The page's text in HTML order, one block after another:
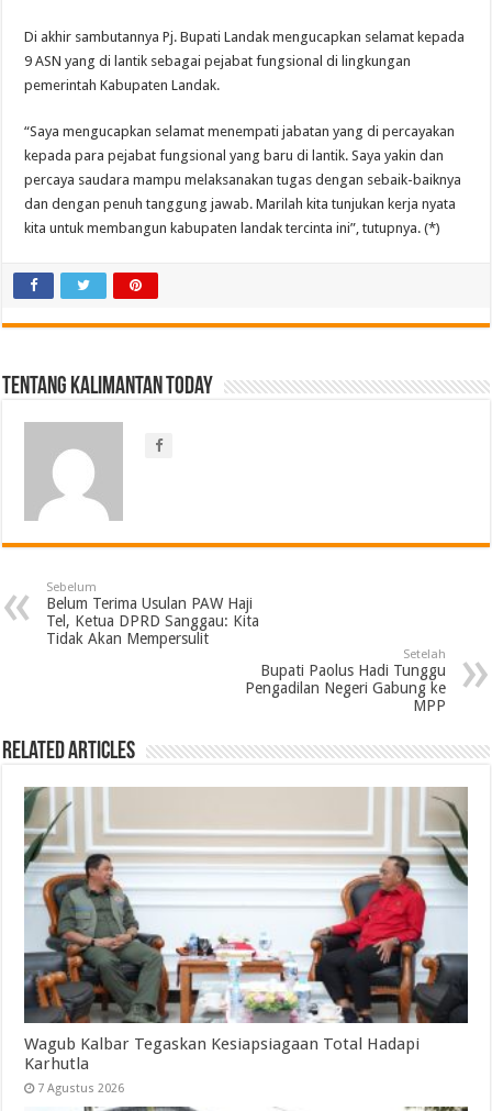
Di akhir sambutannya Pj. Bupati Landak mengucapkan selamat kepada
9 ASN yang di lantik sebagai pejabat fungsional di lingkungan
pemerintah Kabupaten Landak.
“Saya mengucapkan selamat menempati jabatan yang di percayakan
kepada para pejabat fungsional yang baru di lantik. Saya yakin dan
percaya saudara mampu melaksanakan tugas dengan sebaik-baiknya
dan dengan penuh tanggung jawab. Marilah kita tunjukan kerja nyata
kita untuk membangun kabupaten landak tercinta ini”, tutupnya. (*)
Tentang Kalimantan Today
Sebelum
Belum Terima Usulan PAW Haji
Tel, Ketua DPRD Sanggau: Kita
Tidak Akan Mempersulit
Setelah
Bupati Paolus Hadi Tunggu
Pengadilan Negeri Gabung ke
MPP
Related Articles
Wagub Kalbar Tegaskan Kesiapsiagaan Total Hadapi
Karhutla
7 Agustus 2026